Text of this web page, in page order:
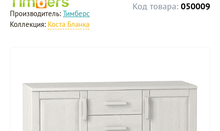
Код товара: 050009
Производитель: Тимберс
Коллекция: Коста Бланка